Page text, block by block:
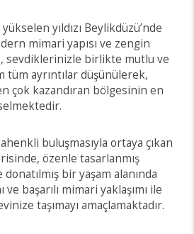
yıldızı Beylikdüzü’nde
mimari yapısı ve zengin
sevdiklerinizle birlikte mutlu ve
tüm ayrıntılar düşünülerek,
çok kazandıran bölgesinin en
buluşmasıyla ortaya çıkan
özenle tasarlanmış
bir yaşam alanında
ve başarılı mimari yaklaşımı ile
taşımayı amaçlamaktadır.